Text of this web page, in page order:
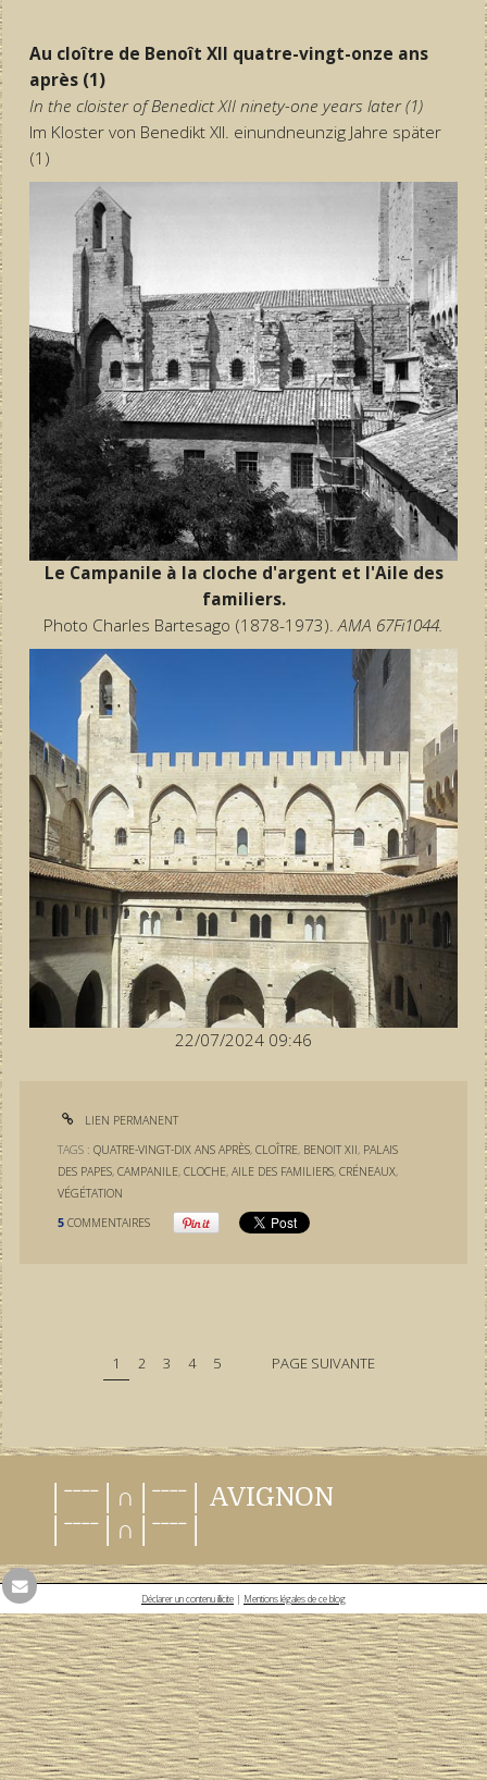
Au cloître de Benoît XII quatre-vingt-onze ans
après (1)
In the cloister of Benedict XII ninety-one years later (1)
Im Kloster von Benedikt XII. einundneunzig Jahre später
(1)
Le Campanile à la cloche d'argent et l'Aile des
familiers.
Photo Charles Bartesago (1878-1973).AMA 67Fi1044.
22/07/2024 09:46
LIEN PERMANENT
TAGS :QUATRE-VINGT-DIX ANS APRÈS,CLOÎTRE, BENOIT XII, PALAIS
DES PAPES,CAMPANILE,CLOCHE,AILE DES FAMILIERS,CRÉNEAUX,
VÉGÉTATION
5 COMMENTAIRES
1 2 3 4 5 PAGE SUIVANTE
│ˉˉˉˉ│∩│ˉˉˉˉ│ AVIGNON
│ˉˉˉˉ│∩│ˉˉˉˉ│
Déclarer un contenu illicite | Mentions légales de ce blog